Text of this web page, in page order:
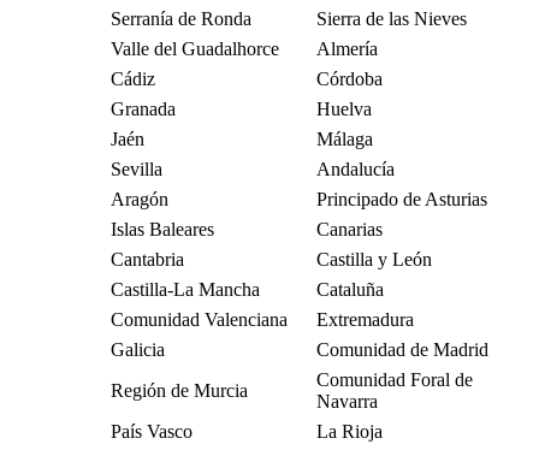
Serranía de Ronda
Sierra de las Nieves
Valle del Guadalhorce
Almería
Cádiz
Córdoba
Granada
Huelva
Jaén
Málaga
Sevilla
Andalucía
Aragón
Principado de Asturias
Islas Baleares
Canarias
Cantabria
Castilla y León
Castilla-La Mancha
Cataluña
Comunidad Valenciana
Extremadura
Galicia
Comunidad de Madrid
Región de Murcia
Comunidad Foral de
Navarra
País Vasco
La Rioja